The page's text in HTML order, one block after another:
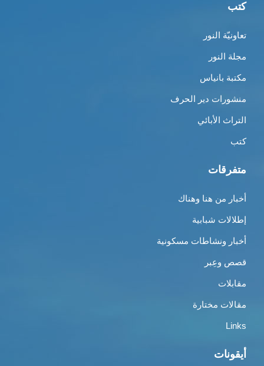
كتب
تعاونيّة النور
مجلة النور
مكتبة بانياس
منشورات دير الحرف
التراث الأبائي
كتب
متفرقات
أخبار من هنا وهناك
إطلالات شبابية
أخبار ونشاطات مسكونية
قصص وعِبر
مقابلات
مقالات مختارة
Links
أيقونات